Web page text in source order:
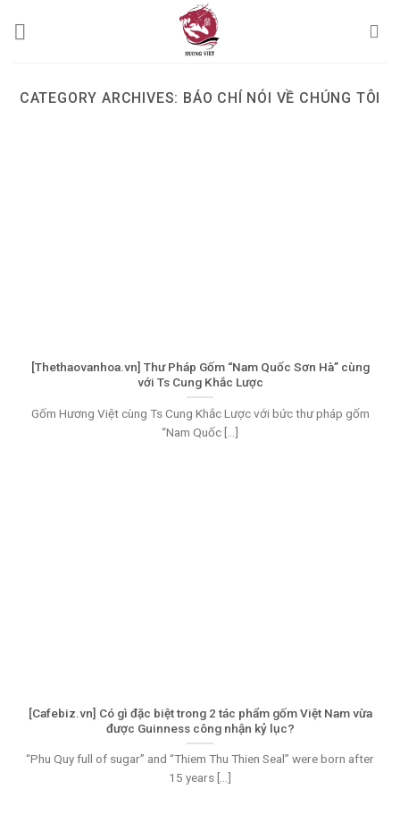
CATEGORY ARCHIVES: BÁO CHÍ NÓI VỀ CHÚNG TÔI
[Thethaovanhoa.vn] Thư Pháp Gốm “Nam Quốc Sơn Hà” cùng
với Ts Cung Khắc Lược
Gốm Hương Việt cùng Ts Cung Khắc Lược với bức thư pháp gốm
“Nam Quốc [...]
[Cafebiz.vn] Có gì đặc biệt trong 2 tác phẩm gốm Việt Nam vừa
được Guinness công nhận kỷ lục?
“Phu Quy full of sugar” and “Thiem Thu Thien Seal” were born after
15 years [...]